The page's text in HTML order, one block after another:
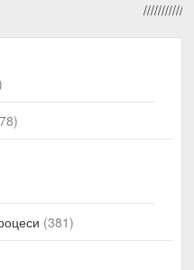
(381)